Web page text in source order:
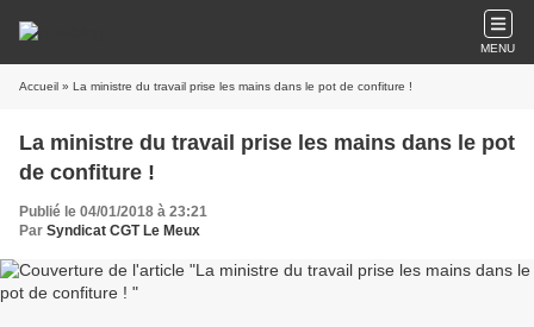
MENU
Accueil » La ministre du travail prise les mains dans le pot de confiture !
La ministre du travail prise les mains dans le pot
de confiture !
Publié le 04/01/2018 à 23:21
Par Syndicat CGT Le Meux